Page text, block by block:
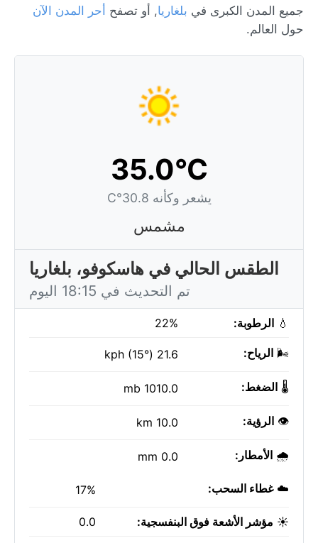
جميع المدن الكبرى في بلغاريا, أو تصفح أحر المدن الآن
حول العالم.
35.0°C
يشعر وكأنه 30.8°C
مشمس
الطقس الحالي في هاسكوفو، بلغاريا
تم التحديث في 18:15 اليوم
💧 الرطوبة: 22%
🌬️ الرياح: 21.6 kph (15°)
🌡️ الضغط: 1010.0 mb
👁️ الرؤية: 10.0 km
🌧️ الأمطار: 0.0 mm
☁️غطاء السحب: 17%
☀️ مؤشر الأشعة فوق البنفسجية: 0.0